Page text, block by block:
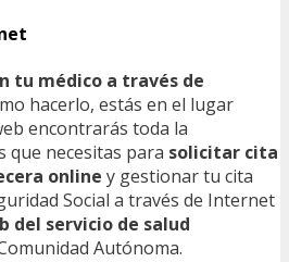
tu médico a través de
hacerlo, estás en el lugar
encontrarás toda la
necesitas para solicitar cita
online y gestionar tu cita
Social a través de Internet
del servicio de salud
Autónoma.